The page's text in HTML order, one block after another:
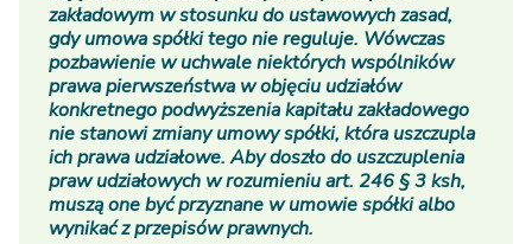
zakładowym w stosunku do ustawowych zasad,
gdy umowa spółki tego nie reguluje. Wówczas
pozbawienie w uchwale niektórych wspólników
prawa pierwszeństwa w objęciu udziałów
konkretnego podwyższenia kapitału zakładowego
nie stanowi zmiany umowy spółki, która uszczupla
ich prawa udziałowe. Aby doszło do uszczuplenia
praw udziałowych w rozumieniu art. 246 § 3 ksh,
muszą one być przyznane w umowie spółki albo
wynikać z przepisów prawnych.